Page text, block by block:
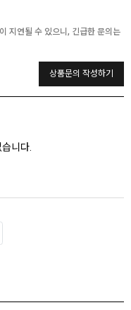
지연될 수 있으니, 긴급한 문의는
상품문의 작성하기
니다.